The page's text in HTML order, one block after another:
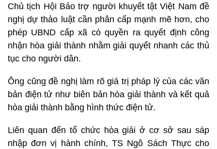
Chủ tịch Hội Bảo trợ người khuyết tật Việt Nam đề
nghị dự thảo luật cần phân cấp mạnh mẽ hơn, cho
phép UBND cấp xã có quyền ra quyết định công
nhận hòa giải thành nhằm giải quyết nhanh các thủ
tục cho người dân.
Ông cũng đề nghị làm rõ giá trị pháp lý của các văn
bản điện tử như biên bản hòa giải thành và kết quả
hòa giải thành bằng hình thức điện tử.
Liên quan đến tổ chức hòa giải ở cơ sở sau sáp
nhập đơn vị hành chính, TS Ngô Sách Thực cho